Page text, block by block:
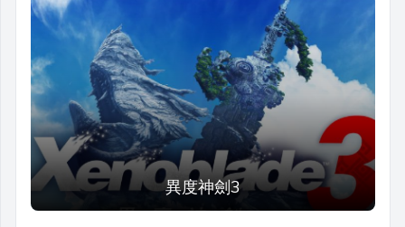
異度神劍3